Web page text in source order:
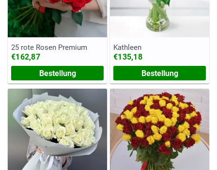
25 rote Rosen Premium
€162,87
Bestellung
Kathleen
€135,18
Bestellung